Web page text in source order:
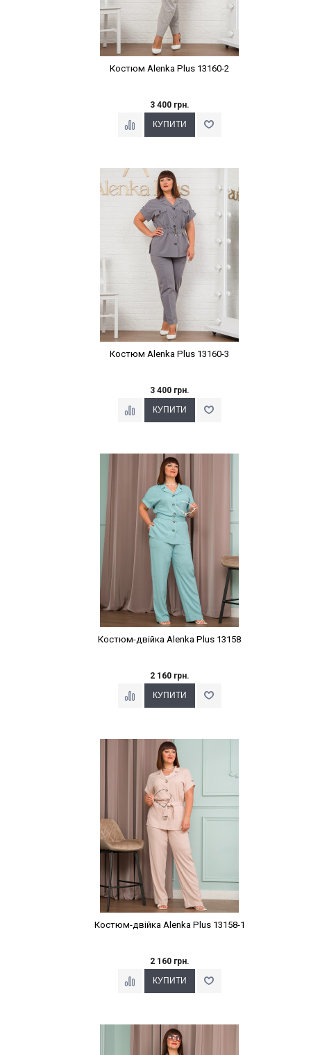
Костюм Alenka Plus 13160-2
3 400 грн.
Наклейки Варіант з %
Костюм Alenka Plus 13160-3
3 400 грн.
Наклейки Варіант з %
Костюм-двійка Alenka Plus 13158
2 160 грн.
Наклейки Варіант з %
Костюм-двійка Alenka Plus 13158-1
2 160 грн.
Наклейки Варіант з %